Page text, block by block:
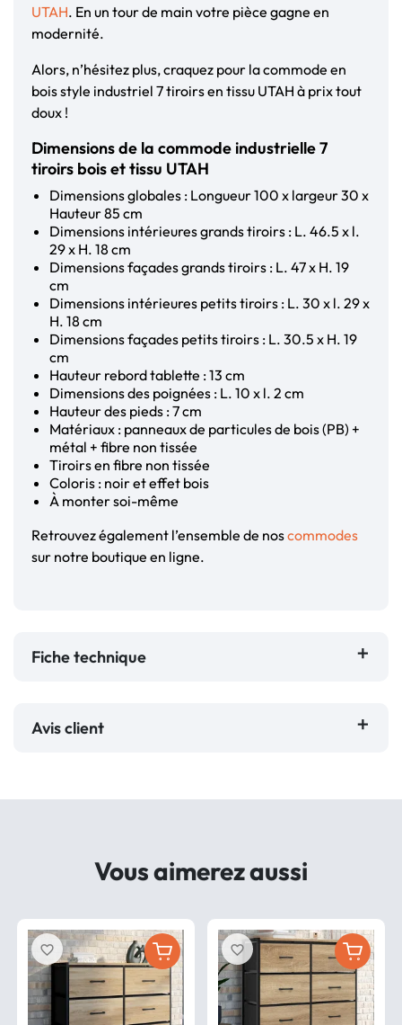
UTAH. En un tour de main votre pièce gagne en
modernité.
Alors, n’hésitez plus, craquez pour la commode en
bois style industriel 7 tiroirs en tissu UTAH à prix tout
doux !
Dimensions de la commode industrielle 7
tiroirs bois et tissu UTAH
Dimensions globales : Longueur 100 x largeur 30 x
Hauteur 85 cm
Dimensions intérieures grands tiroirs : L. 46.5 x l.
29 x H. 18 cm
Dimensions façades grands tiroirs : L. 47 x H. 19
cm
Dimensions intérieures petits tiroirs : L. 30 x l. 29 x
H. 18 cm
Dimensions façades petits tiroirs : L. 30.5 x H. 19
cm
Hauteur rebord tablette : 13 cm
Dimensions des poignées : L. 10 x l. 2 cm
Hauteur des pieds : 7 cm
Matériaux : panneaux de particules de bois (PB) +
métal + fibre non tissée
Tiroirs en fibre non tissée
Coloris : noir et effet bois
À monter soi-même
Retrouvez également l’ensemble de noscommodes
sur notre boutique en ligne.
Fiche technique
Avis client
Vous aimerez aussi
favorite_border favorite_border